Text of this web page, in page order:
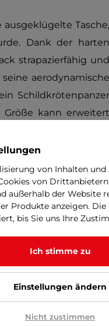
ausgeklügelte Tasche,
Dank der harten
strapazierfähig und
aerodynamische
Schildkrötenpanzer
Größe kann erweitert
was praktisch ist,
von Inhalten
von
außerhalb der Website
Produkte anzeigen.
bis Sie uns Ihre
Ich stimme zu
Einstellungen ändern
Nicht zustimmen